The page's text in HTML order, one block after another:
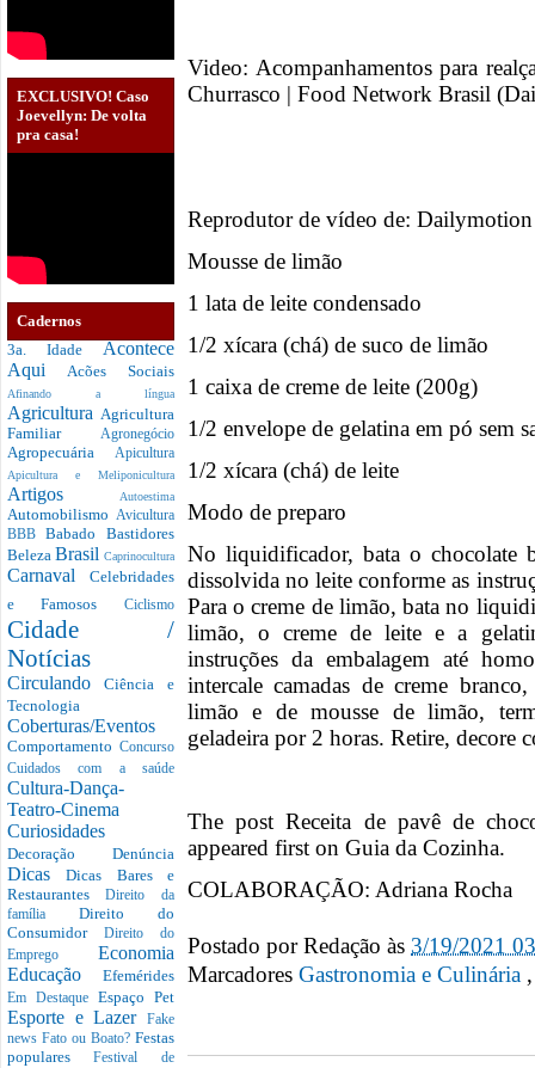
EXCLUSIVO! Caso
Joevellyn: De volta
pra casa!
Cadernos
3a. Idade Acontece
Aqui Acões Sociais
Afinando a língua
Agricultura Agricultura
Familiar Agronegócio
Agropecuária Apicultura
Apicultura e Meliponicultura
Artigos Autoestima
Automobilismo Avicultura
BBBBabado Bastidores
Beleza Brasil Caprinocultura
Carnaval Celebridades
e Famosos Ciclismo
Cidade /
Notícias
CirculandoCiência e
Tecnologia
Coberturas/Eventos
Comportamento Concurso
Cuidados com a saúde
Cultura-Dança-
Teatro-Cinema
Curiosidades
Decoração Denúncia
DicasDicas Bares e
RestaurantesDireito da
família Direito do
Consumidor Direito do
Emprego Economia
Educação Efemérides
Em Destaque Espaço Pet
Esporte e Lazer
Fake
news Fato ou Boato? Festas
popularesFestival de
Video: Acompanhamentos para
Churrasco | Food Network Brasil
Reprodutor de vídeo de:
Mousse de limão
1 lata de leite condensado
1/2 xícara (chá) de suco de limão
1 caixa de creme de leite (200g)
1/2 envelope de gelatina em pó sem
1/2 xícara (chá) de leite
Modo de preparo
No liquidificador, bata o chocolate
dissolvida no leite conforme as
Para o creme de limão, bata no
limão, o creme de leite e a
instruções da embalagem até
intercale camadas de creme
limão e de mousse de limão,
geladeira por 2 horas. Retire, decore
The post Receita de pavê de
appeared first on Guia da Cozinha.
COLABORAÇÃO: Adriana Rocha
Postado porRedação às 3/19/2021
Marcadores Gastronomia e Culinária